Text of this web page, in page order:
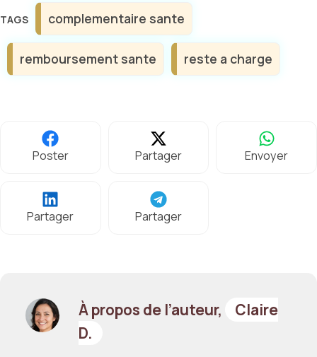
Étiquettes
complementaire sante
remboursement sante reste a charge
Poster Partager Envoyer
Partager Partager
À propos de l’auteur,
Claire
D.